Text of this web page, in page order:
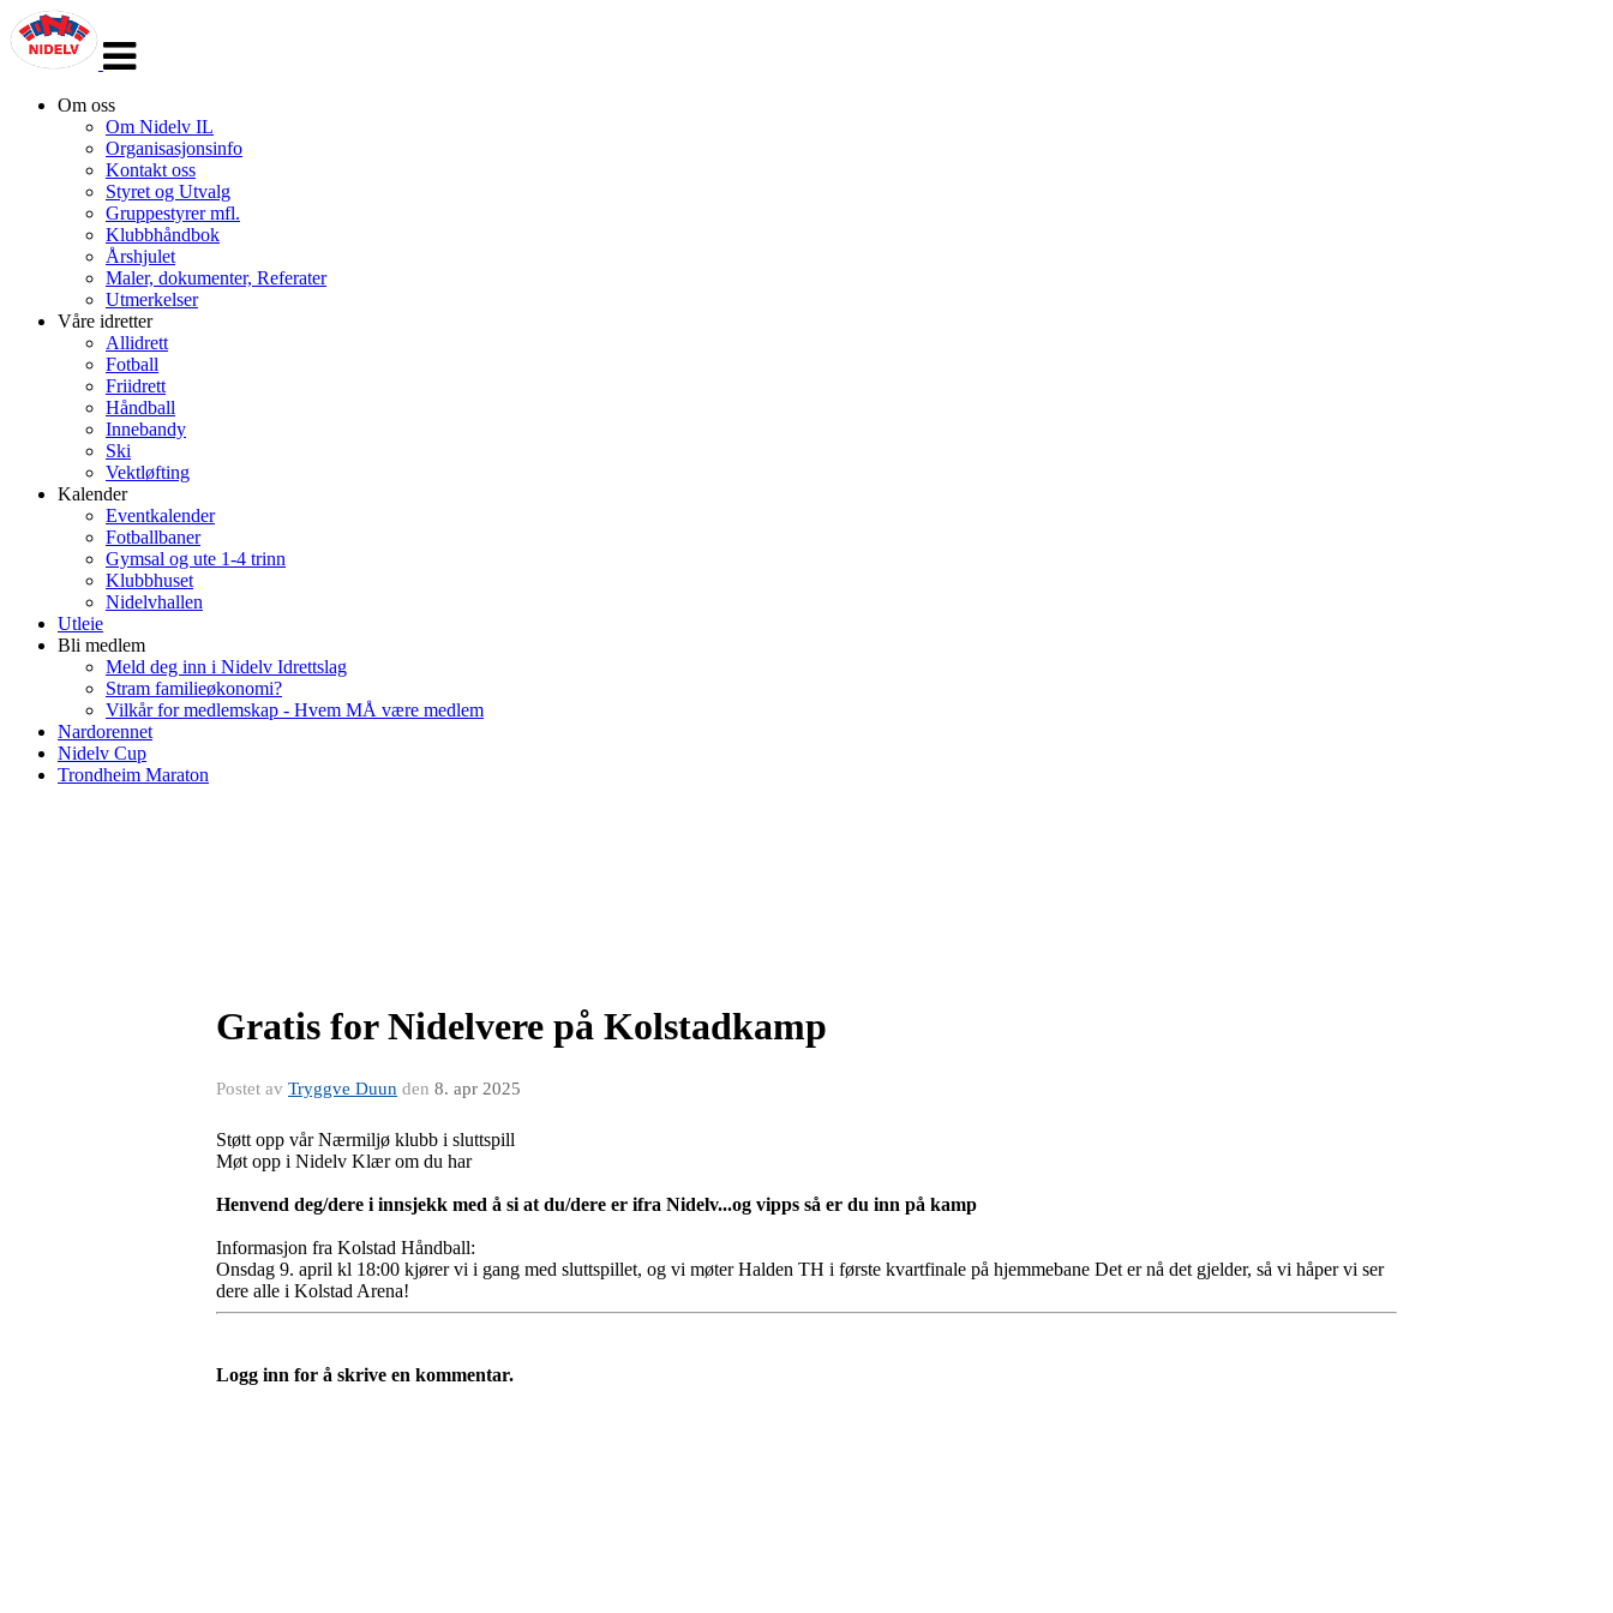
navigasjon
Om oss
Om Nidelv IL
Organisasjonsinfo
Kontakt oss
Styret og Utvalg
Gruppestyrer mfl.
Klubbhåndbok
Årshjulet
Maler, dokumenter, Referater
Utmerkelser
Våre idretter
Allidrett
Fotball
Friidrett
Håndball
Innebandy
Ski
Vektløfting
Kalender
Eventkalender
Fotballbaner
Gymsal og ute 1-4 trinn
Klubbhuset
Nidelvhallen
Utleie
Bli medlem
Meld deg inn i Nidelv Idrettslag
Stram familieøkonomi?
Vilkår for medlemskap - Hvem MÅ være medlem
Nardorennet
Nidelv Cup
Trondheim Maraton
Gratis for Nidelvere på Kolstadkamp
Postet av Tryggve Duun den 8. apr 2025
Støtt opp vår Nærmiljø klubb i sluttspill
Møt opp i Nidelv Klær om du har
Henvend deg/dere i innsjekk med å si at du/dere er ifra Nidelv...og vipps så er du inn på kamp
Informasjon fra Kolstad Håndball:
Onsdag 9. april kl 18:00 kjører vi i gang med sluttspillet, og vi møter Halden TH i første kvartfinale på hjemmebane Det er nå det gjelder, så vi håper vi ser
dere alle i Kolstad Arena!
Logg inn for å skrive en kommentar.